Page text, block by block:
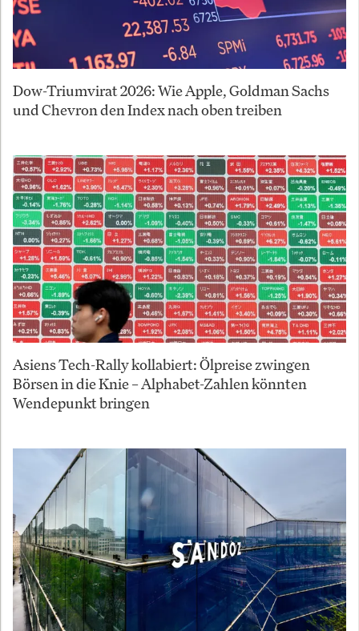
Dow-Triumvirat 2026: Wie Apple, Goldman Sachs
und Chevron den Index nach oben treiben
Asiens Tech-Rally kollabiert: Ölpreise zwingen
Börsen in die Knie – Alphabet-Zahlen könnten
Wendepunkt bringen